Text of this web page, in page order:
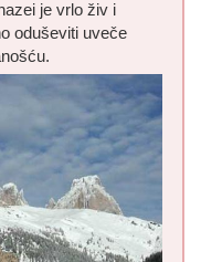
je vrlo živ i
oduševiti uveče